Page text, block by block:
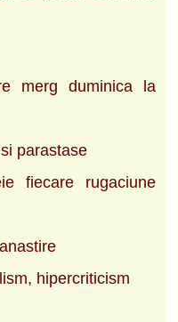
merg duminica la
parastase
fiecare rugaciune
hipercriticism